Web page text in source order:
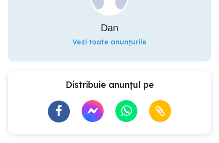
Dan
Vezi toate anunțurile
Distribuie anunțul pe